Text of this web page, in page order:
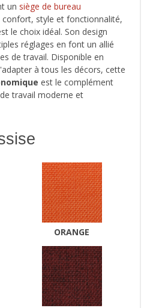
un siège de bureau
style et fonctionnalité,
le choix idéal. Son design
réglages en font un allié
de travail. Disponible en
à tous les décors, cette
est le complément
travail moderne et
ORANGE